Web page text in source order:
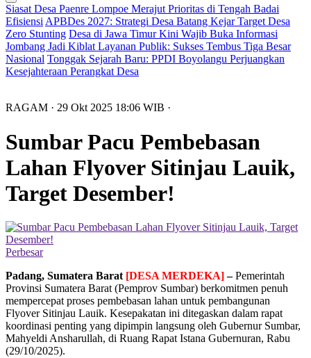
Siasat Desa Paenre Lompoe Merajut Prioritas di Tengah Badai
EfisiensiAPBDes 2027: Strategi Desa Batang Kejar Target Desa
Zero Stunting Desa di Jawa Timur Kini Wajib Buka Informasi
Jombang Jadi Kiblat Layanan Publik: Sukses Tembus Tiga Besar
Nasional Tonggak Sejarah Baru: PPDI Boyolangu Perjuangkan
Kesejahteraan Perangkat Desa
RAGAM · 29 Okt 2025 18:06 WIB ·
Sumbar Pacu Pembebasan
Lahan Flyover Sitinjau Lauik,
Target Desember!
Perbesar
Padang, Sumatera Barat [DESA MERDEKA]–Pemerintah
Provinsi Sumatera Barat (Pemprov Sumbar) berkomitmen penuh
mempercepat proses pembebasan lahan untuk pembangunan
Flyover Sitinjau Lauik. Kesepakatan ini ditegaskan dalam rapat
koordinasi penting yang dipimpin langsung oleh Gubernur Sumbar,
Mahyeldi Ansharullah, di Ruang Rapat Istana Gubernuran, Rabu
(29/10/2025).